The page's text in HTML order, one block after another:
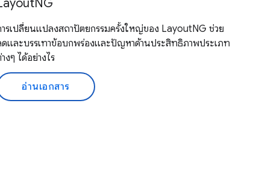
รเปลี่ยนแปลงสถาปัตยกรรมครั้งใหญ่ของ LayoutNG ช่วย
และบรรเทาข้อบกพร่องและปัญหาด้านประสิทธิภาพประเภท
งๆ ได้อย่างไร
อ่านเอกสาร